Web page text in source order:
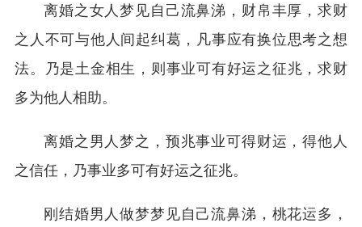
离婚之女人梦见自己流鼻涕，财帛丰厚，求财
之人不可与他人间起纠葛，凡事应有换位思考之想
法。乃是土金相生，则事业可有好运之征兆，求财
多为他人相助。
离婚之男人梦之，预兆事业可得财运，得他人
之信任，乃事业多可有好运之征兆。
刚结婚男人做梦梦见自己流鼻涕，桃花运多，